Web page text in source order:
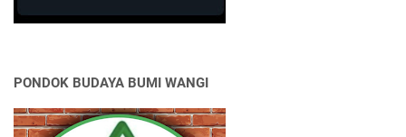
PONDOK BUDAYA BUMI WANGI